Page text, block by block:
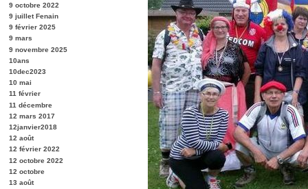
9 octobre 2022
9 juillet Fenain
9 février 2025
9 mars
9 novembre 2025
10ans
10dec2023
10 mai
11 février
11 décembre
12 mars 2017
12janvier2018
12 août
12 février 2022
12 octobre 2022
12 octobre
13 août